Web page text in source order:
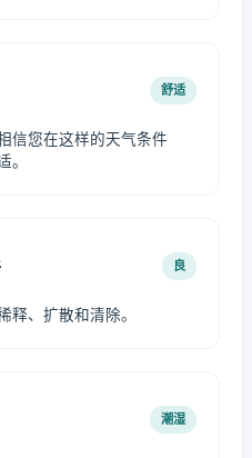
舒适
信您在这样的天气条件
。
良
释、扩散和清除。
潮湿